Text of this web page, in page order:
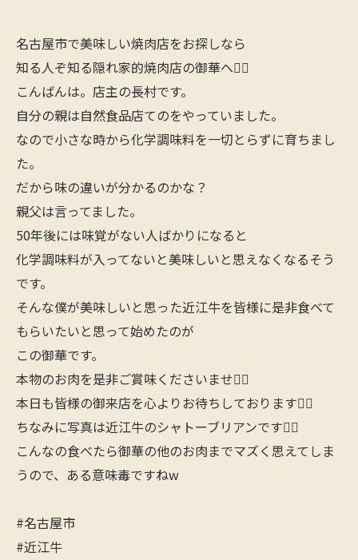
名古屋市で美味しい焼肉店をお探しなら
知る人ぞ知る隠れ家的焼肉店の御華へ🙋‍♂️
こんばんは。店主の長村です。
自分の親は自然食品店てのをやっていました。
なので小さな時から化学調味料を一切とらずに育ちまし
た。
だから味の違いが分かるのかな？
親父は言ってました。
50年後には味覚がない人ばかりになると
化学調味料が入ってないと美味しいと思えなくなるそう
です。
そんな僕が美味しいと思った近江牛を皆様に是非食べて
もらいたいと思って始めたのが
この御華です。
本物のお肉を是非ご賞味くださいませ🙋‍♂️
本日も皆様の御来店を心よりお待ちしております🙇‍♂️
ちなみに写真は近江牛のシャトーブリアンです🙋‍♂️
こんなの食べたら御華の他のお肉までマズく思えてしま
うので、ある意味毒ですねw
#名古屋市
#近江牛